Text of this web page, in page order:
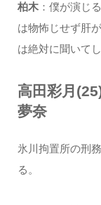
柏木：僕が演じ
は物怖じせず肝
は絶対に聞いて
高田彩月
夢奈
氷川拘置所の刑
る。